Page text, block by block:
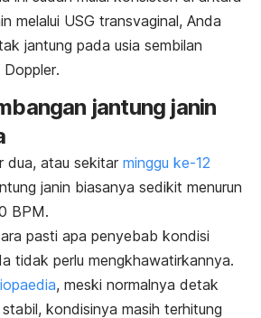
melalui USG transvaginal, Anda
jantung pada usia sembilan
Doppler.
jantung janin
dua, atau sekitar minggu ke-12
janin biasanya sedikit menurun
BPM.
pasti apa penyebab kondisi
tidak perlu mengkhawatirkannya.
, meski normalnya detak
kondisinya masih terhitung